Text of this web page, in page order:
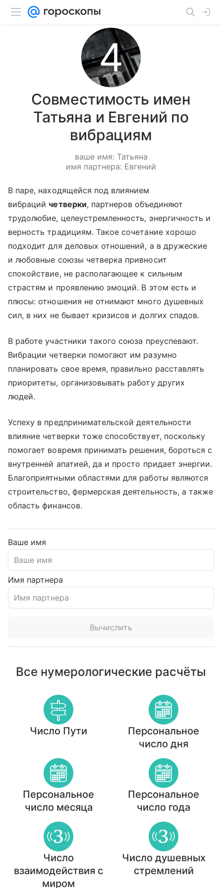
Совместимость имен
Татьяна и Евгений по
вибрациям
ваше имя: Татьяна
имя партнера: Евгений
В паре, находящейся под влиянием
вибраций четверки, партнеров объединяют
трудолюбие, целеустремленность, энергичность и
верность традициям. Такое сочетание хорошо
подходит для деловых отношений, а в дружеские
и любовные союзы четверка привносит
спокойствие, не располагающее к сильным
страстям и проявлению эмоций. В этом есть и
плюсы: отношения не отнимают много душевных
сил, в них не бывает кризисов и долгих спадов.
В работе участники такого союза преуспевают.
Вибрации четверки помогают им разумно
планировать свое время, правильно расставлять
приоритеты, организовывать работу других
людей.
Успеху в предпринимательской деятельности
влияние четверки тоже способствует, поскольку
помогает вовремя принимать решения, бороться с
внутренней апатией, да и просто придает энергии.
Благоприятными областями для работы являются
строительство, фермерская деятельность, а также
область финансов.
Ваше имя
Имя партнера
Вычислить
Все нумерологические расчёты
Число Пути
Персональное
число дня
Персональное
число месяца
Персональное
число года
Число
взаимодействия с
миром
Число душевных
стремлений